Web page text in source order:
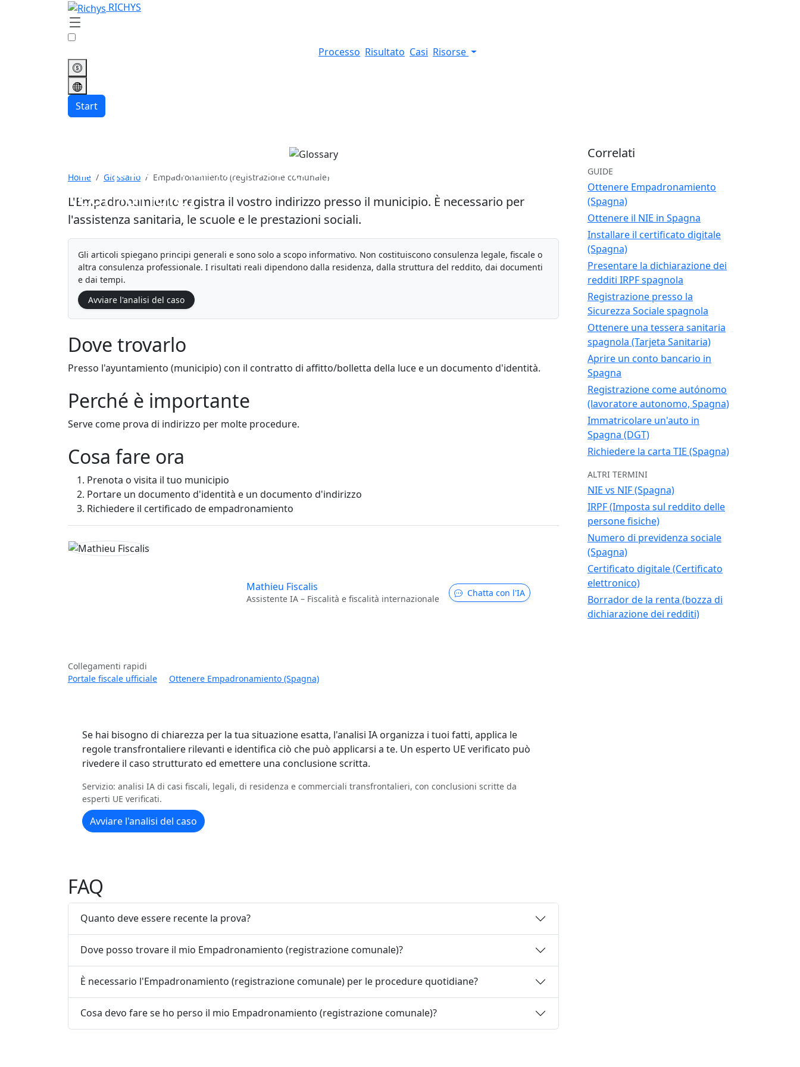
RICHYS
Processo Risultato Casi Risorse
Start
Empadronamiento (registrazione
comunale)
Home Glossario Empadronamiento (registrazione comunale)
L'Empadronamiento registra il vostro indirizzo presso il municipio. È necessario per
l'assistenza sanitaria, le scuole e le prestazioni sociali.
Gli articoli spiegano principi generali e sono solo a scopo informativo. Non costituiscono consulenza legale, fiscale o
altra consulenza professionale. I risultati reali dipendono dalla residenza, dalla struttura del reddito, dai documenti
e dai tempi.
Avviare l'analisi del caso
Dove trovarlo
Presso l'ayuntamiento (municipio) con il contratto di affitto/bolletta della luce e un documento d'identità.
Perché è importante
Serve come prova di indirizzo per molte procedure.
Cosa fare ora
Prenota o visita il tuo municipio
Portare un documento d'identità e un documento d'indirizzo
Richiedere il certificado de empadronamiento
Mathieu Fiscalis
Assistente IA – Fiscalità e fiscalità internazionale Chatta con l'IA
Collegamenti rapidi
Portale fiscale ufficiale
Ottenere Empadronamiento (Spagna)
Se hai bisogno di chiarezza per la tua situazione esatta, l'analisi IA organizza i tuoi fatti, applica le
regole transfrontaliere rilevanti e identifica ciò che può applicarsi a te. Un esperto UE verificato può
rivedere il caso strutturato ed emettere una conclusione scritta.
Servizio: analisi IA di casi fiscali, legali, di residenza e commerciali transfrontalieri, con conclusioni scritte da
esperti UE verificati.
Avviare l'analisi del caso
FAQ
Quanto deve essere recente la prova?
Dove posso trovare il mio Empadronamiento (registrazione comunale)?
È necessario l'Empadronamiento (registrazione comunale) per le procedure quotidiane?
Cosa devo fare se ho perso il mio Empadronamiento (registrazione comunale)?
Correlati
GUIDE
Ottenere Empadronamiento
(Spagna)
Ottenere il NIE in Spagna
Installare il certificato digitale
(Spagna)
Presentare la dichiarazione dei
redditi IRPF spagnola
Registrazione presso la
Sicurezza Sociale spagnola
Ottenere una tessera sanitaria
spagnola (Tarjeta Sanitaria)
Aprire un conto bancario in
Spagna
Registrazione come autónomo
(lavoratore autonomo, Spagna)
Immatricolare un'auto in
Spagna (DGT)
Richiedere la carta TIE (Spagna)
ALTRI TERMINI
NIE vs NIF (Spagna)
IRPF (Imposta sul reddito delle
persone fisiche)
Numero di previdenza sociale
(Spagna)
Certificato digitale (Certificato
elettronico)
Borrador de la renta (bozza di
dichiarazione dei redditi)